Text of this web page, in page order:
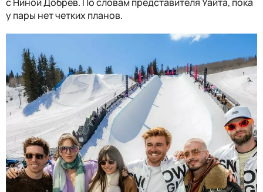
у пары нет четких планов.